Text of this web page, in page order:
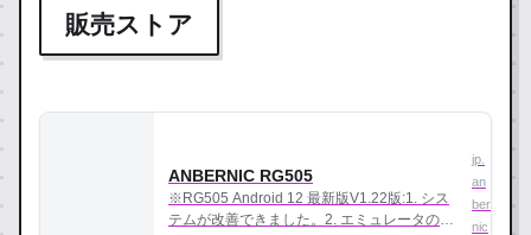
販売ストア
ANBERNIC RG505
※RG505 Android 12 最新版V1.22版:1. シス
テムが改善できました。2. エミュレータのフ
jp.
an
ber
nic